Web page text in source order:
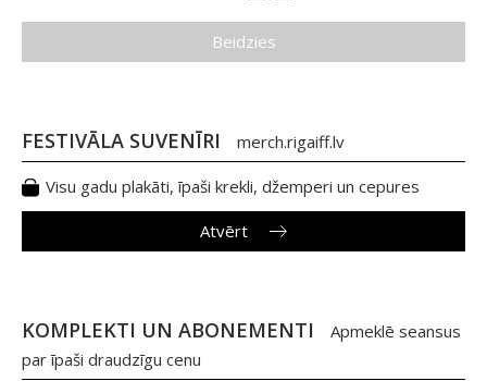
Beidzies
FESTIVĀLA SUVENĪRI merch.rigaiff.lv
Visu gadu plakāti, īpaši krekli, džemperi un cepures
Atvērt
KOMPLEKTI UN ABONEMENTI
Apmeklē seansus
par īpaši draudzīgu cenu